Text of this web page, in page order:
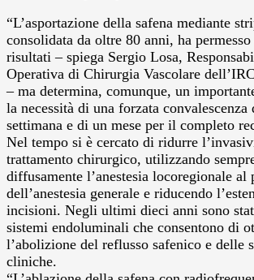
“L’asportazione della safena mediante
consolidata da oltre 80 anni, ha
risultati – spiega Sergio Losa,
Operativa di Chirurgia Vascolare
– ma determina, comunque, un
la necessità di una forzata convalescenza
settimana e di un mese per il completo
Nel tempo si è cercato di ridurre
trattamento chirurgico, utilizzando
diffusamente l’anestesia locoregionale al
dell’anestesia generale e riducendo
incisioni. Negli ultimi dieci anni sono
sistemi endoluminali che consentono di
l’abolizione del reflusso safenico e delle
cliniche.